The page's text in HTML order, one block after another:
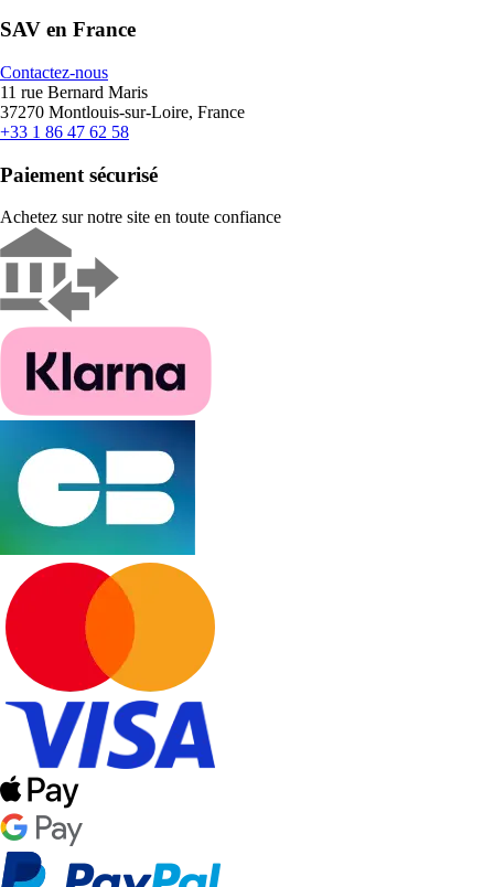
SAV en France
Contactez-nous
11 rue Bernard Maris
37270 Montlouis-sur-Loire, France
+33 1 86 47 62 58
Paiement sécurisé
Achetez sur notre site en toute confiance